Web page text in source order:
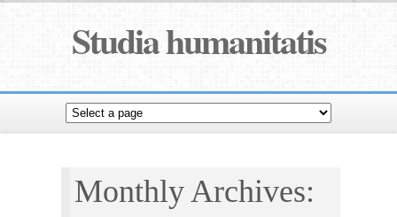
Studia humanitatis
Monthly Archives: